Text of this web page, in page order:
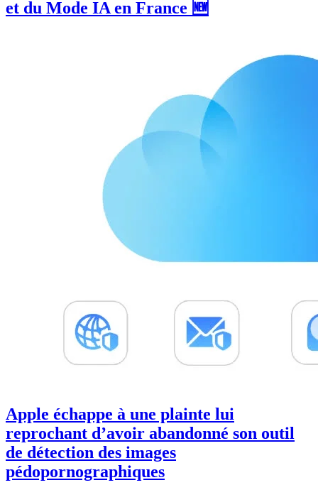
et du Mode IA en France 🆕
Apple échappe à une plainte lui
reprochant d’avoir abandonné son outil
de détection des images
pédopornographiques